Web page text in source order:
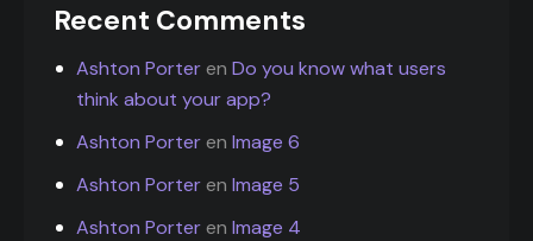
Recent Comments
Ashton PorterenDo you know what users
think about your app?
Ashton PorterenImage 6
Ashton PorterenImage 5
Ashton PorterenImage 4